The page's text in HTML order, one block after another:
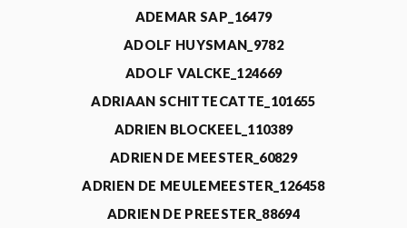
ADEMAR SAP_16479
ADOLF HUYSMAN_9782
ADOLF VALCKE_124669
ADRIAAN SCHITTECATTE_101655
ADRIEN BLOCKEEL_110389
ADRIEN DE MEESTER_60829
ADRIEN DE MEULEMEESTER_126458
ADRIEN DE PREESTER_88694